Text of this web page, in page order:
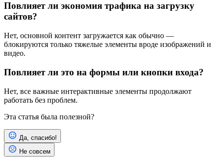
Повлияет ли экономия трафика на загрузку
сайтов?
Нет, основной контент загружается как обычно —
блокируются только тяжелые элементы вроде изображений и
видео.
Повлияет ли это на формы или кнопки входа?
Нет, все важные интерактивные элементы продолжают
работать без проблем.
Эта статья была полезной?
Да, спасибо!
Не совсем